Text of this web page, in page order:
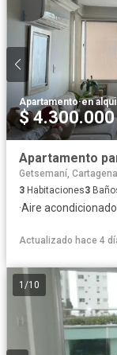
Apartamento·en
$ 4.300.000
Apartamento
Getsemaní,
3 Habitaciones3
·Aire acondicionado
Actualizado hace 4
1 /10